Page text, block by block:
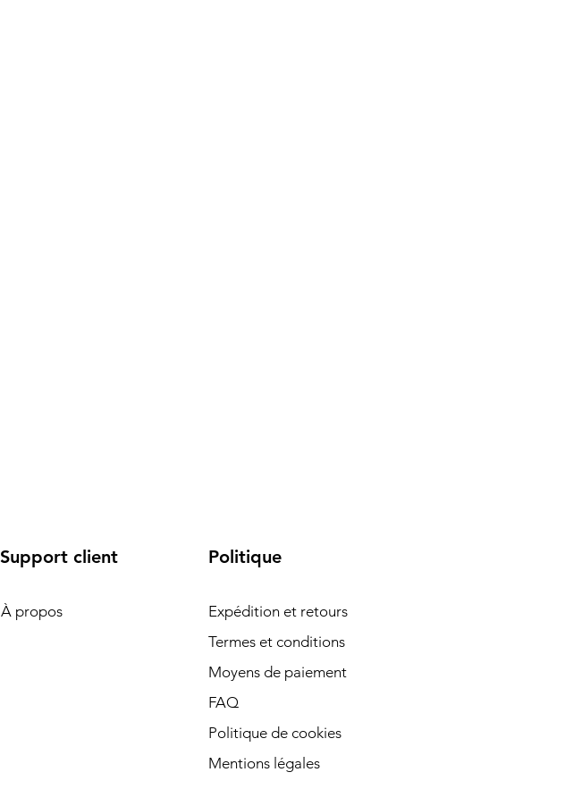
Support client
À propos
Politique
Expédition et retours
Termes et conditions
Moyens de paiement
FAQ
Politique de cookies
Mentions légales